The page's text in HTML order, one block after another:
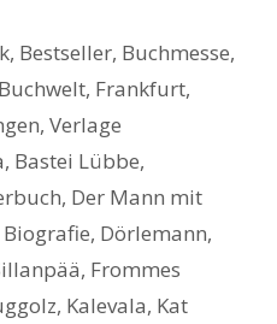
, Bestseller, Buchmesse,
, Frankfurt,
, Verlage
, Bastei Lübbe,
, Der Mann mit
Biografie, Dörlemann,
, Frommes
, Kalevala, Kat